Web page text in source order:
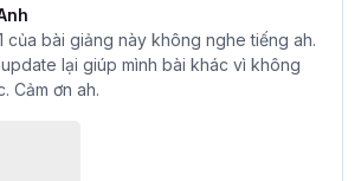
của bài giảng này không nghe tiếng ah.
lại giúp mình bài khác vì không
Cảm ơn ah.